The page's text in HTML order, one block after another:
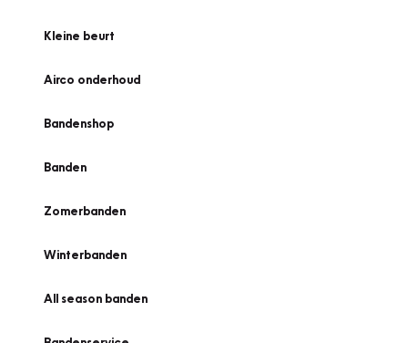
Kleine beurt
Airco onderhoud
Bandenshop
Banden
Zomerbanden
Winterbanden
All season banden